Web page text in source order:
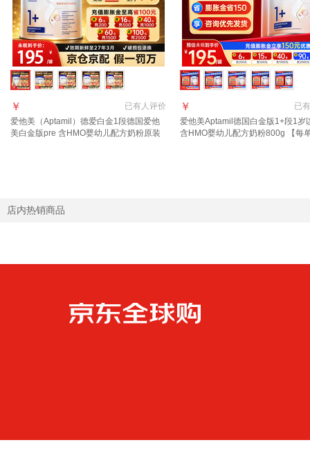
已有人评价
￥
爱他美（Aptamil）德爱白金1段德国爱他
美白金版pre 含HMO婴幼儿配方奶粉原装
已有
￥
爱他美Aptamil德国白金版1+段1岁
含HMO婴幼儿配方奶粉800g 【每
店内热销商品